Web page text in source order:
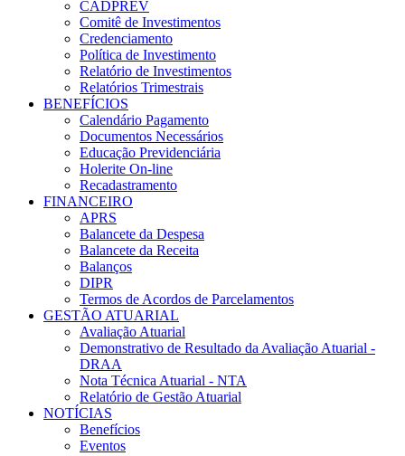
CADPREV
Comitê de Investimentos
Credenciamento
Política de Investimento
Relatório de Investimentos
Relatórios Trimestrais
BENEFÍCIOS
Calendário Pagamento
Documentos Necessários
Educação Previdenciária
Holerite On-line
Recadastramento
FINANCEIRO
APRS
Balancete da Despesa
Balancete da Receita
Balanços
DIPR
Termos de Acordos de Parcelamentos
GESTÃO ATUARIAL
Avaliação Atuarial
Demonstrativo de Resultado da Avaliação Atuarial -
DRAA
Nota Técnica Atuarial - NTA
Relatório de Gestão Atuarial
NOTÍCIAS
Benefícios
Eventos